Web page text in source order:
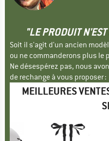
"LE PRODUIT
Soit il s'agit d'un ancien
ou ne commanderons plus le
Ne désespérez pas, nous
de rechange à vous proposer :
MEILLEURES